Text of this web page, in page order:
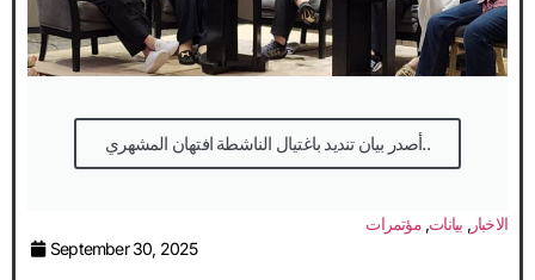
أصدر بيان تنديد باغتيال الناشطة افتهان المشهري..
الاخبار, بيانات,مؤتمرات
September 30, 2025